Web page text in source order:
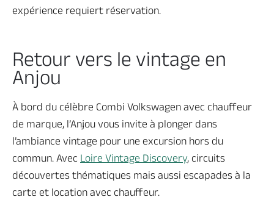
expérience requiert réservation.
Retour vers le vintage en
Anjou
À bord du célèbre Combi Volkswagen avec chauffeur
de marque, l’Anjou vous invite à plonger dans
l’ambiance vintage pour une excursion hors du
commun. Avec Loire Vintage Discovery, circuits
découvertes thématiques mais aussi escapades à la
carte et location avec chauffeur.